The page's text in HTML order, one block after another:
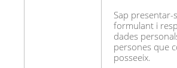
Sap presentar-
formulant i
dades
persones que
posseeix.